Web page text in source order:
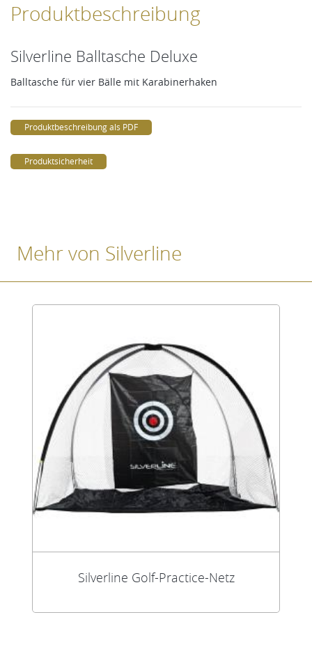
Produktbeschreibung
Silverline Balltasche Deluxe
Balltasche für vier Bälle mit Karabinerhaken
Produktbeschreibung als PDF
Produktsicherheit
Mehr von Silverline
Silverline Golf-Practice-Netz